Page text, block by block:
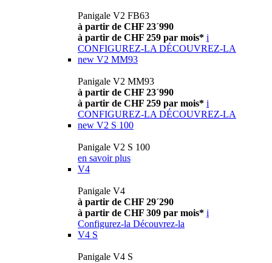
Panigale V2 FB63
à partir de CHF 23´990
à partir de CHF 259 par mois* i
CONFIGUREZ-LA DÉCOUVREZ-LA
new V2 MM93
Panigale V2 MM93
à partir de CHF 23´990
à partir de CHF 259 par mois* i
CONFIGUREZ-LA DÉCOUVREZ-LA
new V2 S 100
Panigale V2 S 100
en savoir plus
V4
Panigale V4
à partir de CHF 29´290
à partir de CHF 309 par mois* i
Configurez-la Découvrez-la
V4 S
Panigale V4 S